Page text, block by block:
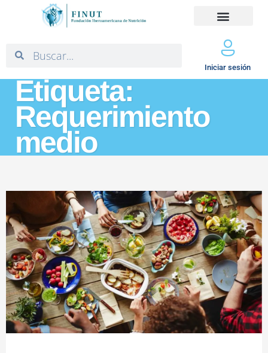
Iniciar sesión
Etiqueta:
Requerimiento
medio